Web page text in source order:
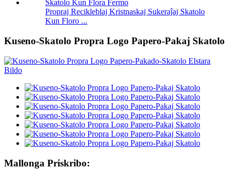
Propraj Recikleblaj Kristnaskaj Sukeraĵaj Skatolo
Kun Floro ...
Kuseno-Skatolo Propra Logo Papero-Pakaj Skatolo
Mallonga Priskribo: